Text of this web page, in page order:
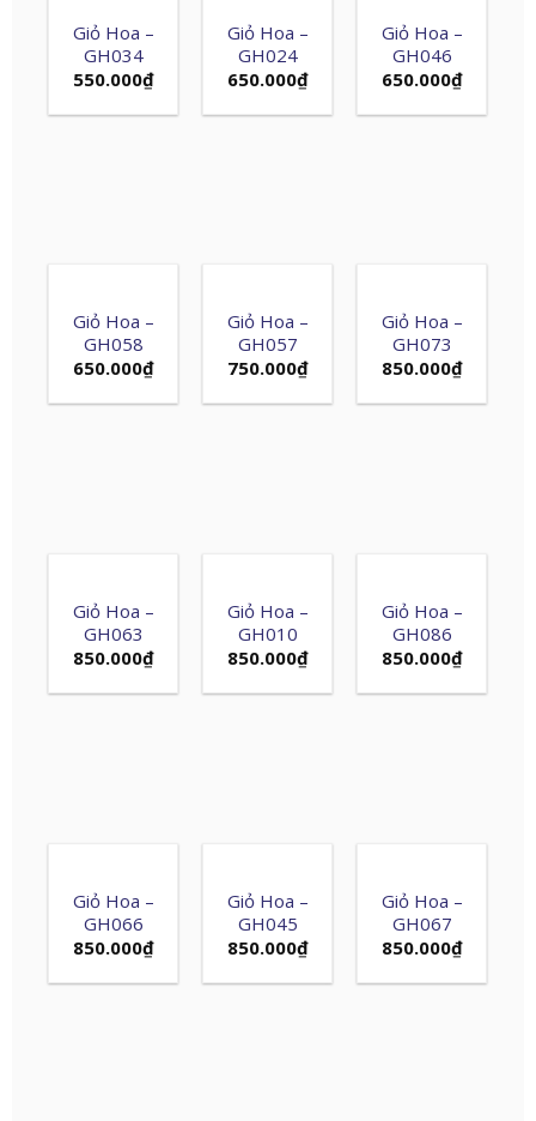
Giỏ Hoa –
GH034
550.000₫
Giỏ Hoa –
GH024
650.000₫
Giỏ Hoa –
GH046
650.000₫
Giỏ Hoa –
GH058
650.000₫
Giỏ Hoa –
GH057
750.000₫
Giỏ Hoa –
GH073
850.000₫
Giỏ Hoa –
GH063
850.000₫
Giỏ Hoa –
GH010
850.000₫
Giỏ Hoa –
GH086
850.000₫
Giỏ Hoa –
GH066
850.000₫
Giỏ Hoa –
GH045
850.000₫
Giỏ Hoa –
GH067
850.000₫